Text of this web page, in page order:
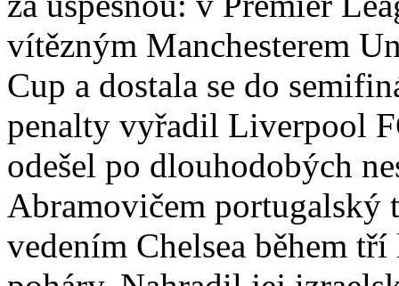
vítězným Manchesterem
Cup a dostala se do
penalty vyřadil Liverpool
odešel po dlouhodobých
Abramovičem portugalský
vedením Chelsea během